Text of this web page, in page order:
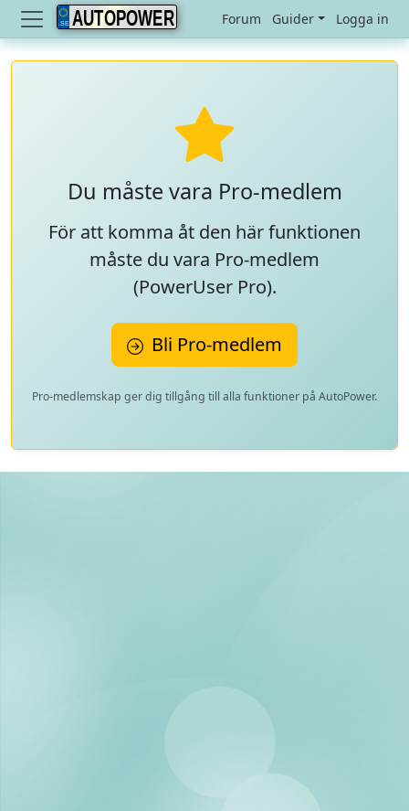
AUTOPOWER Forum Guider Logga in
Du måste vara Pro-medlem
För att komma åt den här funktionen
måste du vara Pro-medlem
(PowerUser Pro).
Bli Pro-medlem
Pro-medlemskap ger dig tillgång till alla funktioner på AutoPower.